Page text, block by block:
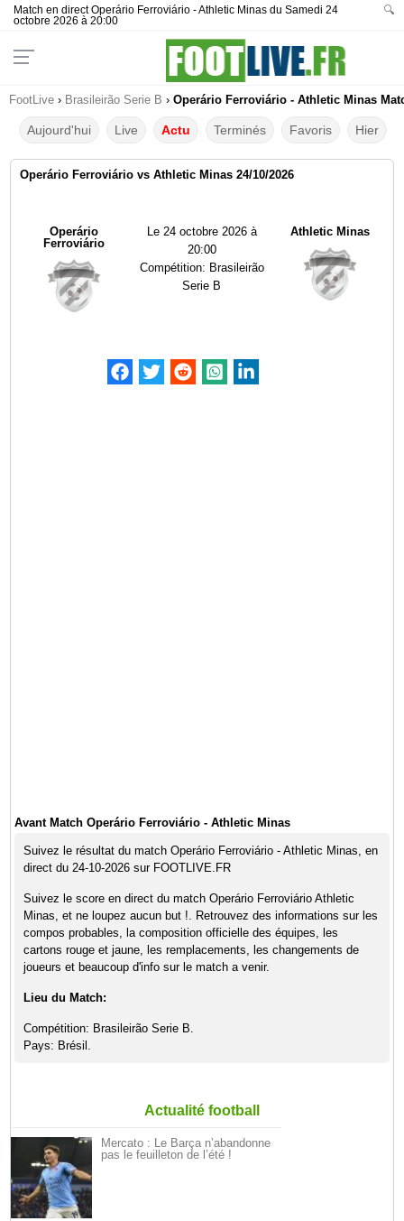
Match en direct Operário Ferroviário - Athletic Minas du Samedi 24
octobre 2026 à 20:00
🔍
FootLive › Brasileirão Serie B › Operário Ferroviário - Athletic Minas
Aujourd'hui Live Actu Terminés Favoris Hier
Operário Ferroviário vs Athletic Minas 24/10/2026
Operário
Ferroviário
Le 24 octobre 2026 à
20:00
Compétition: Brasileirão
Serie B
Athletic Minas
Avant Match Operário Ferroviário - Athletic Minas
Suivez le résultat du match Operário Ferroviário - Athletic Minas, en
direct du 24-10-2026 sur FOOTLIVE.FR
Suivez le score en direct du match Operário Ferroviário Athletic
Minas, et ne loupez aucun but !. Retrouvez des informations sur les
compos probables, la composition officielle des équipes, les
cartons rouge et jaune, les remplacements, les changements de
joueurs et beaucoup d'info sur le match a venir.
Lieu du Match:
Compétition: Brasileirão Serie B.
Pays: Brésil.
Actualité football
Mercato : Le Barça n’abandonne
pas le feuilleton de l’été !